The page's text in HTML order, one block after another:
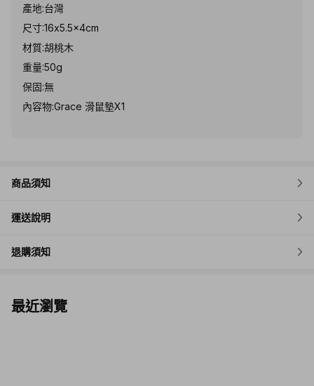
產地:台灣
尺寸:16x5.5x4cm
材質:胡桃木
重量:50g
保固:無
內容物:Grace 滑鼠墊X1
商品須知
運送說明
退購須知
最近瀏覽